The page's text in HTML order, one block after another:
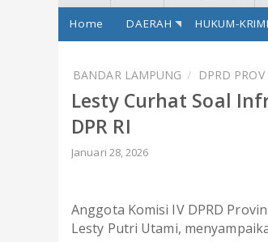
Home DAERAH HUKUM-
BANDAR LAMPUNG DPRD PROV
Lesty Curhat Soal
DPR RI
Januari 28, 2026
Anggota Komisi IV DPRD
Lesty Putri Utami,